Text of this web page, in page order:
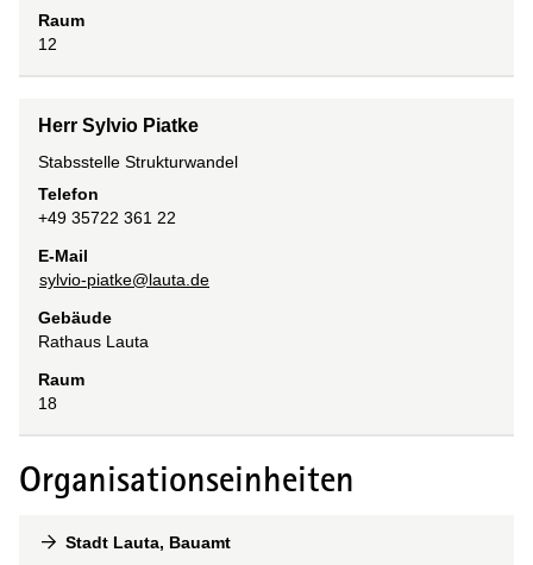
Raum
12
Herr Sylvio Piatke
Stabsstelle Strukturwandel
Telefon
+49 35722 361 22
E-Mail
sylvio-piatke@lauta.de
Gebäude
Rathaus Lauta
Raum
18
Organisationseinheiten
Stadt Lauta, Bauamt